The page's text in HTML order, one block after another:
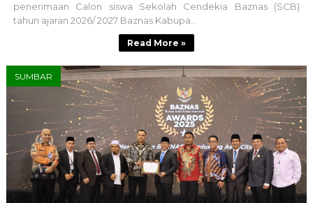
penerimaan Calon siswa Sekolah Cendekia Baznas (SCB)
tahun ajaran 2026/ 2027 Baznas Kabupa...
Read More »
SUMBAR